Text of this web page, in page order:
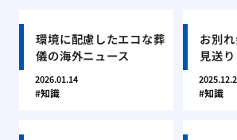
環境に配慮したエコな葬
儀の海外ニュース
2026.01.14
知識
お別
見送り
知識